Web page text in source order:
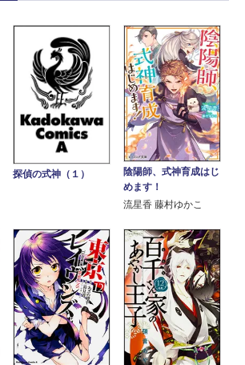
探偵の式神（１）
陰陽師、式神育成はじ
めます！
流星香 藤村ゆかこ